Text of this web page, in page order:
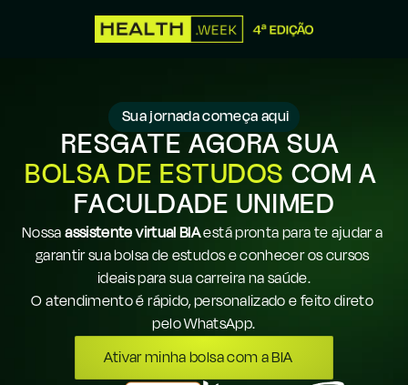
Sua jornada começa aqui
BOLSA DE ESTUDOS COM A
FACULDADE UNIMED
Nossa assistente virtual BIA está pronta para te ajudar a
garantir sua bolsa de estudos e conhecer os cursos
ideais para sua carreira na saúde.
O atendimento é rápido, personalizado e feito direto
pelo WhatsApp.
Ativar minha bolsa com a BIA